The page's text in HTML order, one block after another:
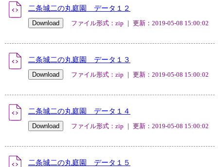
二条城二の丸庭園 データ１２
ファイル形式：zip ｜ 更新：2019-05-08 15:00:02
二条城二の丸庭園 データ１３
ファイル形式：zip ｜ 更新：2019-05-08 15:00:02
二条城二の丸庭園 データ１４
ファイル形式：zip ｜ 更新：2019-05-08 15:00:02
二条城二の丸庭園 データ１５